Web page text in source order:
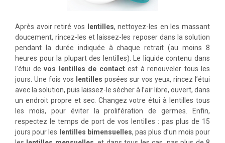
Après avoir retiré vos lentilles, nettoyez-les en les massant
doucement, rincez-les et laissez-les reposer dans la solution
pendant la durée indiquée à chaque retrait (au moins 8
heures pour la plupart des lentilles). Le liquide contenu dans
l’étui de vos lentilles de contactest à renouveler tous les
jours. Une fois vos
lentilles posées sur vos yeux, rincez l’étui
avec la solution, puis laissez-le sécher à l’air libre, ouvert, dans
un endroit propre et sec. Changez votre étui à lentilles tous
les mois, pour éviter la prolifération de germes. Enfin,
respectez le temps de port de vos lentilles : pas plus de 15
jours pour les
lentilles bimensuelles, pas plus d’un mois pour